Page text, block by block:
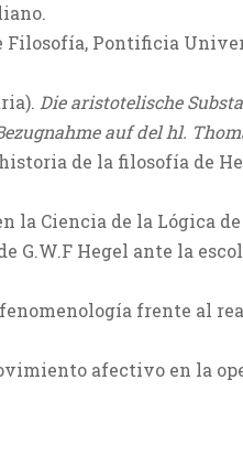
Filosofía, Pontificia
Die aristotelische
auf del hl.
de la filosofía de
la Ciencia de la Lógica
G.W.F Hegel ante la
fenomenología frente al
afectivo en la